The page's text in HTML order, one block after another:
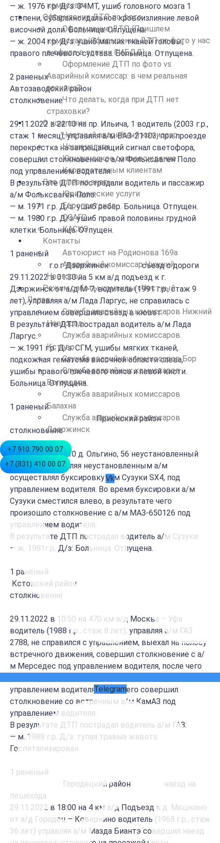
комиссара
Оформление ДТП по фото
Оформление ДТП (Пришлем
комиссара/Оформление ДТП по фото у нас
в офисе в здании ГИБДД)
Оформление ДТП по фото vs
Аварийный комиссар: в чем реальная
разница?
Что делать, когда при ДТП нет
страховки?
О компании
Честный аварийный комиссар
Наши услуги
Юридическое сопровождение
Корпоративным клиентам
Это полезно знать
Юридические услуги
Европротокол
ОСАГО
КАСКО
Контакты
Автоюрист на Родионова 169а
Аварийный комиссар Нижний
Новгород
Режим работы команды «Честный
Лапов»
Служба аварийных комиссаров Нижний
Новгород
Служба аварийных комиссаров
Кстово
Служба аварийных комиссаров Бор
Служба аварийных комиссаров
Богородск
Служба аварийных комиссаров
Балахна
Служба аварийных комиссаров
Дзержинск
+7 910 790 00 07
+7 (831) 410 00 07
Vk
Telegram
— ж. 1976 г.р. Д/з: ЗЧМТ, ушиб головного мозга 1
степени, субарахноидальное кровоизлияние левой
височной доли. Больница. Отпущена.
— ж. 2004 г.р. Д/з: ушиб мягких тканей головы,
правого плечевого сустава. Больница. Отпущена.
2 раненых
Автозаводский район
столкновение
29.11.2022 в 22:10 на пр. Ильича, 1 водитель (2003 г.р.,
стаж 1 месяц), управляя а/м ВАЗ-21103, при проезде
перекрестка на запрещающий сигнал светофора,
совершил столкновение с а/м Фольксваген Поло
под управлением водителя.
В результате ДТП пострадали водитель и пассажир
а/м Фольксваген Поло:
— м. 1971 г.р. Д/з: ушиб ребер. Больница. Отпущен.
— м. 1980 г.р. Д/з: ушиб правой половины грудной
клетки. Больница. Отпущен.
1 раненый
г.о.г Дзержинск съезд с дороги
29.11.2022 в 01:30 на 5 км а/д подъезд к г.
Дзержинск от а/д М-7, водитель (1991 г.р., стаж 9
лет), управляя а/м Лада Ларгус, не справилась с
управлением совершила съезд в кювет.
В результате ДТП пострадал водитель а/м Лада
Ларгус.
— ж.1991 г.р. Д/з: СГМ, ушибы мягких тканей,
подкожная гематома височной области слева,
ушибы правого плечевого пояса и левой кисти.
Больница. Отпущена.
1 раненый
Приокский район
столкновение
29.11.2022 в 09:10 д. Ольгино, 56 неустановленный
водитель, управляя неустановленным а/м
осуществлял буксировку а/м Сузуки SХ4, под
управлением водителя. Во время буксировки а/м
Сузуки сместился влево, в результате чего
произошло столкновение с а/м МАЗ-650126 под
управлением водителя.
В результате ДТП пострадал водитель а/м Сузуки:
— ж. 1981г.р. Д/з: Больница. Отпущена.
1 раненый
Кстовский район
столкновение
29.11.2022 в 10:50 на 470 км а/д Москва – Уфа
водитель (1988 г.р., стаж 8 лет), управляя а/м ГАЗ
2788, не справился с управлением, выехал на полосу
встречного движения, совершил столкновение с а/
м Мерседес под управлением водителя, после чего
управлением водителя, после чего совершил
столкновение со встречным а/м КамАЗ под
управлением водителя.
В результате ДТП пострадал водитель а/м ГАЗ:
— м. 1988 г.р. Д/з: тупая травма живота.
Госпитализирован.
1 раненый
Городецкий район наезд на
пешехода
29.11.2022 в 18:00 на 4 км а/д Подъезд к д. Мошкино
от а/д Городец – Ковернино водитель (1968 г.р., стаж
36 лет) управляя а/м Мазда Биантэ совершил наезд